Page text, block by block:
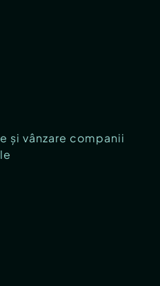
și vânzare companii